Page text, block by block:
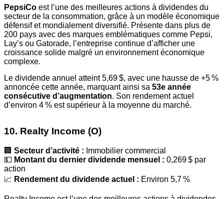
PepsiCo est l’une des meilleures actions à dividendes du
secteur de la consommation, grâce à un modèle économique
défensif et mondialement diversifié. Présente dans plus de
200 pays avec des marques emblématiques comme Pepsi,
Lay’s ou Gatorade, l’entreprise continue d’afficher une
croissance solide malgré un environnement économique
complexe.
Le dividende annuel atteint 5,69 $, avec une hausse de +5 %
annoncée cette année, marquant ainsi sa 53e année
consécutive d’augmentation. Son rendement actuel
d’environ 4 % est supérieur à la moyenne du marché.
10. Realty Income (O)
🏢 Secteur d’activité : Immobilier commercial
💵 Montant du dernier dividende mensuel : 0,269 $ par
action
📈 Rendement du dividende actuel : Environ 5,7 %